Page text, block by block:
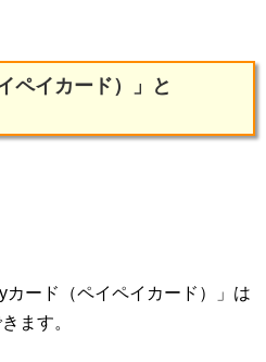
ペイカード）」と
ード（ペイペイカード）」は
ます。